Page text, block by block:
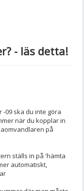
- läs detta!
09 ska du inte göra
när du kopplar in
på
ställs in på 'hämta
automatiskt,